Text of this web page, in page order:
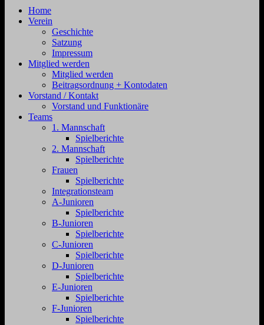
Zehdenick
Jahnstraße
Zehdenick
Home
Verein
Geschichte
Satzung
Impressum
Mitglied werden
Mitglied werden
Beitragsordnung + Kontodaten
Vorstand / Kontakt
Vorstand und Funktionäre
Teams
1. Mannschaft
Spielberichte
2. Mannschaft
Spielberichte
Frauen
Spielberichte
Integrationsteam
A-Junioren
Spielberichte
B-Junioren
Spielberichte
C-Junioren
Spielberichte
D-Junioren
Spielberichte
E-Junioren
Spielberichte
F-Junioren
Spielberichte